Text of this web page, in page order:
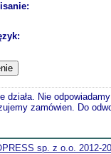
działa. Nie
zamówien. Do
sp. z o.o. 2012-